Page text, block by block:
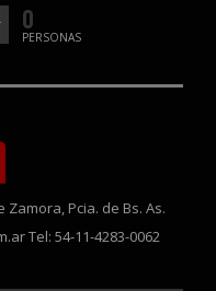
0
PERSONAS
Zamora, Pcia. de Bs. As.
Tel: 54-11-4283-0062